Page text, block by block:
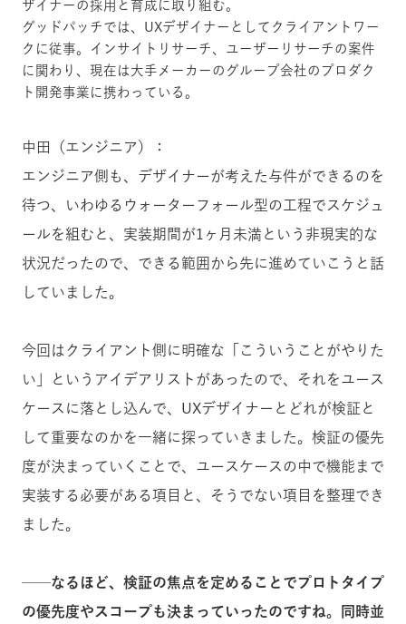
ザイナーの採用と育成に取り組む。
グッドパッチでは、UXデザイナーとしてクライアントワー
クに従事。インサイトリサーチ、ユーザーリサーチの案件
に関わり、現在は大手メーカーのグループ会社のプロダク
ト開発事業に携わっている。
中田（エンジニア）：
エンジニア側も、デザイナーが考えた与件ができるのを
待つ、いわゆるウォーターフォール型の工程でスケジュ
ールを組むと、実装期間が1ヶ月未満という非現実的な
状況だったので、できる範囲から先に進めていこうと話
していました。
今回はクライアント側に明確な「こういうことがやりた
い」というアイデアリストがあったので、それをユース
ケースに落とし込んで、UXデザイナーとどれが検証と
して重要なのかを一緒に探っていきました。検証の優先
度が決まっていくことで、ユースケースの中で機能まで
実装する必要がある項目と、そうでない項目を整理でき
ました。
──なるほど、検証の焦点を定めることでプロトタイプ
の優先度やスコープも決まっていったのですね。同時並